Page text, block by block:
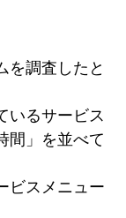
を調査したと
いるサービス
間」を並べて
ビスメニュー